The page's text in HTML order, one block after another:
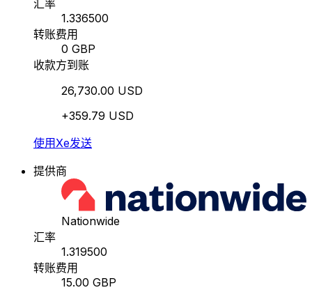
汇率
1.336500
转账费用
0 GBP
收款方到账
26,730.00 USD
+359.79 USD
使用Xe发送
提供商
Nationwide
汇率
1.319500
转账费用
15.00 GBP